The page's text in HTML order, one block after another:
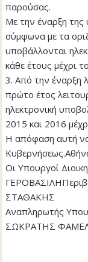
παρούσας.
Με την έναρξη της
σύμφωνα με τα
υποβάλλονται
κάθε έτους μέχρι
3. Από την έναρξη
πρώτο έτος
ηλεκτρονική
2015 και 2016
Η απόφαση αυτή
Οι Υπουργοί
ΣΤΑΘΑΚΗΣ
Αναπληρωτής
ΣΩΚΡΑΤΗΣ